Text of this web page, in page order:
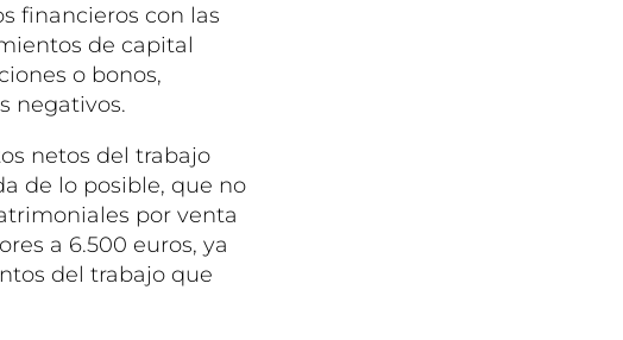
financieros con las
de capital
o bonos,
negativos.
netos del trabajo
de lo posible, que no
por venta
a 6.500 euros, ya
del trabajo que